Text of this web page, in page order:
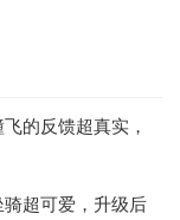
的反馈超真实，
骑超可爱，升级后